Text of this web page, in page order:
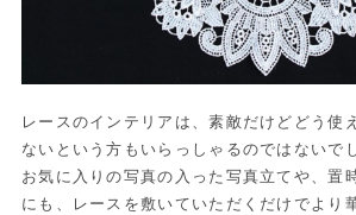
レースのインテリアは、素敵だけどどう使
ないという方もいらっしゃるのではないで
お気に入りの写真の入った写真立てや、置
にも、レースを敷いていただくだけでより